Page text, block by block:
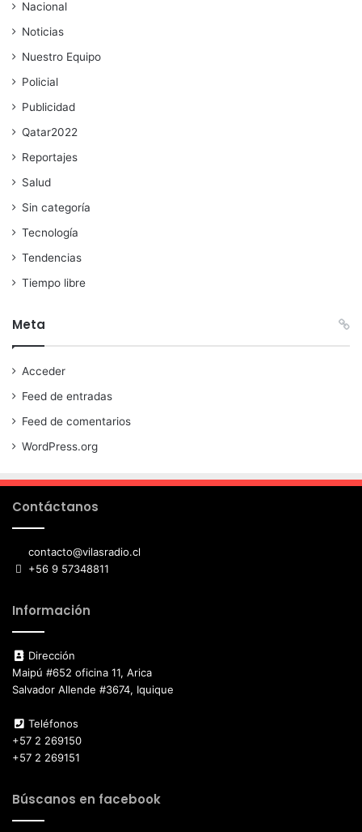
Nacional
Noticias
Nuestro Equipo
Policial
Publicidad
Qatar2022
Reportajes
Salud
Sin categoría
Tecnología
Tendencias
Tiempo libre
Meta
Acceder
Feed de entradas
Feed de comentarios
WordPress.org
Contáctanos
contacto@vilasradio.cl
+56 9 57348811
Información
Dirección
Maipú #652 oficina 11, Arica
Salvador Allende #3674, Iquique
Teléfonos
+57 2 269150
+57 2 269151
Búscanos en facebook